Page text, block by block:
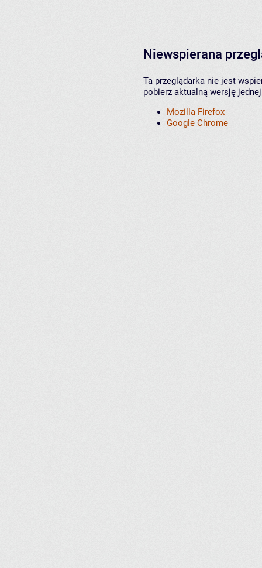
Niewspierana
Ta przeglądarka nie jest
pobierz aktualną wersję
Mozilla Firefox
Google Chrome